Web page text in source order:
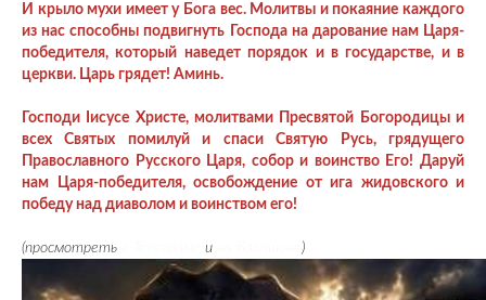
И крыло мухи имеет у Бога вес. Молитвы и покаяние каждого
из нас способны подвигнуть Господа на дарование нам Царя-
победителя, который наведет порядок и в государстве, и в
церкви. Царь грядет! Аминь.
Господи Iисусе Христе, молитвами Пресвятой Богородицы и
всех Святых помилуй и спаси Святую Русь, грядущего
Православного Русского Царя, собор и воинство Его! Даруй
нам Царя-победителя, освобождение от ига жидовского и
победу над диаволом и воинством его!
(просмотреть и )